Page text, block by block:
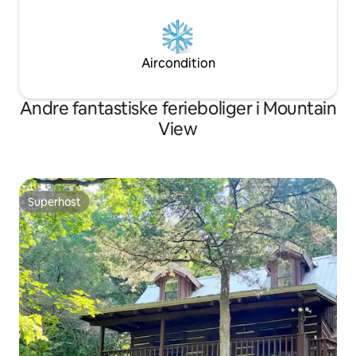
Aircondition
Andre fantastiske ferieboliger i Mountain
View
Superhost
Superhost